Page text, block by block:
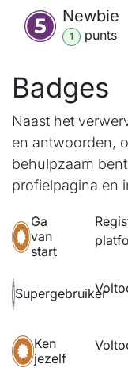
Newbie
1 punts
Badges
Naast het
en antwoorden,
behulpzaam
profielpagina en
Ga
van
start
Supergebruiker
Ken
jezelf